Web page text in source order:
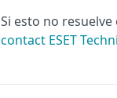
Si esto no
contact ESET